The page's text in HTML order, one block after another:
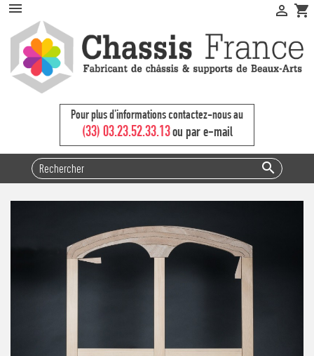
 shopping_cart

Pour plus d'informations contactez-nous au
(33) 03.23.52.33.13ou par e-mail
